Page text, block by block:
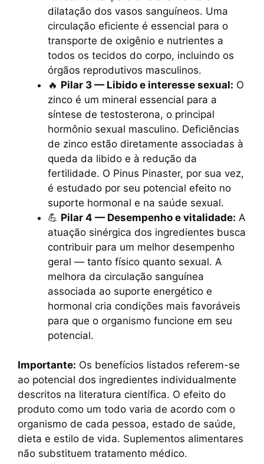
dilatação dos vasos sanguíneos. Uma
circulação eficiente é essencial para o
transporte de oxigênio e nutrientes a
todos os tecidos do corpo, incluindo os
órgãos reprodutivos masculinos.
🔥 Pilar 3 — Libido e interesse sexual: O
zinco é um mineral essencial para a
síntese de testosterona, o principal
hormônio sexual masculino. Deficiências
de zinco estão diretamente associadas à
queda da libido e à redução da
fertilidade. O Pinus Pinaster, por sua vez,
é estudado por seu potencial efeito no
suporte hormonal e na saúde sexual.
💪 Pilar 4 — Desempenho e vitalidade: A
atuação sinérgica dos ingredientes busca
contribuir para um melhor desempenho
geral — tanto físico quanto sexual. A
melhora da circulação sanguínea
associada ao suporte energético e
hormonal cria condições mais favoráveis
para que o organismo funcione em seu
potencial.
Importante: Os benefícios listados referem-se
ao potencial dos ingredientes individualmente
descritos na literatura científica. O efeito do
produto como um todo varia de acordo com o
organismo de cada pessoa, estado de saúde,
dieta e estilo de vida. Suplementos alimentares
não substituem tratamento médico.